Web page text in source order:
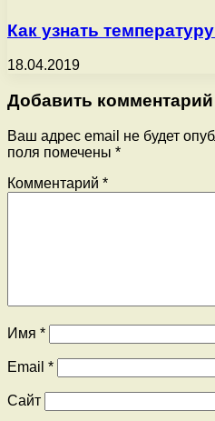
Как узнать
18.04.2019
Добавить комментарий
Ваш адрес email не будет
поля помечены *
Комментарий *
Имя *
Email *
Сайт